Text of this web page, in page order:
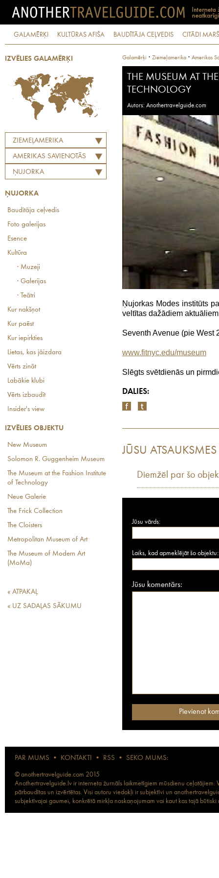
GALAMĒRĶI KULTŪRAS AFIŠA BAUDĪTĀJA CEĻVEDIS CITĀDI
IZVĒLIES GALAMĒRĶI
ZIEMEĻAMERIKA
AMERIKAS SAVIENOTĀS
VALSTIS
ŅUJORKA
ŅUJORKA
Baudītāja ceļvedis
Foto galerijas
Esence
Kultūra
· Muzeji
· Galerijas
· Teātri
Kur nakšņot
Kur paēst
Kur iepirkties
Lietas, kas jāizdara
Vērts zināt
Labākie klubi
Vērts izbaudīt
Insider's view
IZVĒLIES OBJEKTU
New Museum
Solomon R. Guggenheim Museum
The Museum at the Fashion Institute
of Technology
Neue Galerie
The Frick Collection
The Cloisters
Metropolitan Museum of Art
The Museum of Modern Art
(MoMa)
« ATPAKAĻ
« UZ SADAĻAS SĀKUMU
Galamērķi · Ziemeļamerika · Amerikas
THE MUSEUM AT
TECHNOLOGY
Autors: Anothertravelguide.com
Ņujorkas Modes institūts
veltītas dažādiem
Seventh Avenue (pie West
www.fitnyc.edu/museum
Slēgts svētdienās un
DALIES:
JŪSU ATSAUKSMES
Diemžēl par šo
Jūsu vārds:
Laiks, kad apmeklējāt šo objektu:
Jūsu komentārs:
PAR MUMS • KONTAKTI • RSS • SEKO MUMS:
© anothertravelguide.com 2015
Anothertravelguide.lv ir interneta žurnāls laikmetīgiem mūsdienu
pārbaudītas un izvērtētas. Visi autoru viedokļi ir subjektīvi un
subjektīvajai gaumei, konkrētā mirkļa noskaņojumam vai kaut kas tajā